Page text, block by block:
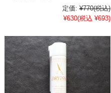
定価: ¥770(税込)
¥630(税込 ¥693)